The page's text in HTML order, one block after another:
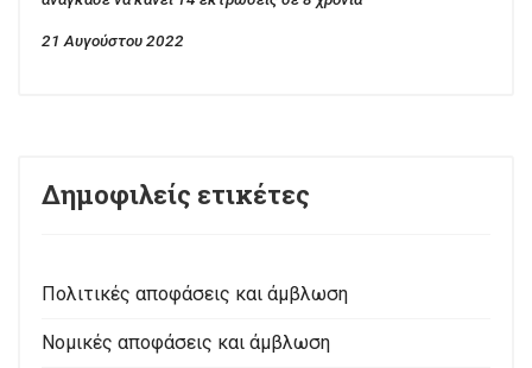
12 αλήθειες για τη 12η εβδομάδα ζωής ενός αγέννητου παιδιού
αγκαλιάστε τη ζωή!
Γυναίκα στην Ινδία αυτοκτόνησε αφού ο φίλος της την